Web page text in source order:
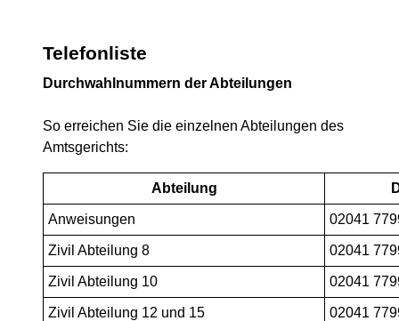
Telefonliste
Durchwahlnummern der Abteilungen
So erreichen Sie die einzelnen Abteilungen des
Amtsgerichts:
Abteilung
Anweisungen 02041
Zivil Abteilung 8 02041
Zivil Abteilung 10 02041
Zivil Abteilung 12 und 15 02041